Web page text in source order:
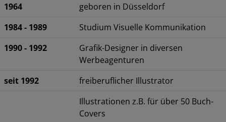
1964
geboren in Düsseldorf
1984 - 1989
Studium Visuelle Kommunikation
1990 - 1992
Grafik-Designer in diversen
Werbeagenturen
seit 1992
freiberuflicher Illustrator
Illustrationen z.B. für über 50 Buch-
Covers